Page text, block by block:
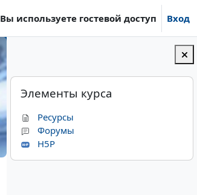
Вы используете гостевой доступ Вход
Блоки
Пропустить Элементы курса
Элементы курса
Ресурсы
Форумы
H5P